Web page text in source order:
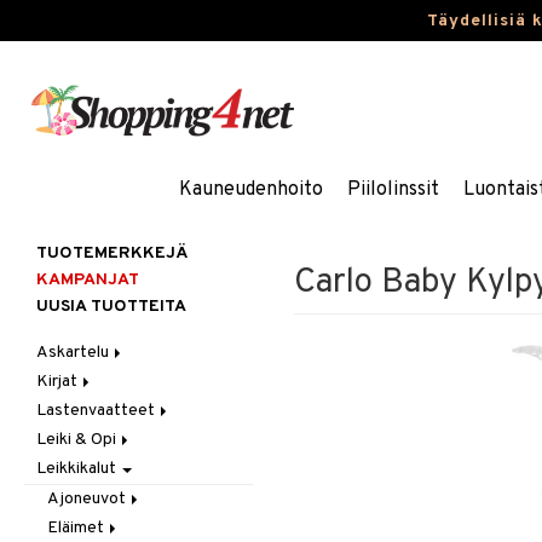
Täydellisiä
Kauneudenhoito Piilolinssit
Carlo Baby
TUOTEMERKKEJÄ
KAMPANJAT
UUSIA TUOTTEITA
Askartelu
Askartelumateriaalit
Askartelusetti
Helmet
Koulutarvikkeet
Muovailuvaha
Piirrä ja maalaa
Kirjat
Askartelukirjat
Maalauskirjat
Päiväkirjat
Lastenvaatteet
Alaosat
Leggingsit
Alusvaatteet & Sukat
Kengät
Mekot
Leiki & Opi
Opetuslelut
Oppimispelit
Soittimet
Leikkikalut
Ajoneuvot
Autoradat
Eläimet